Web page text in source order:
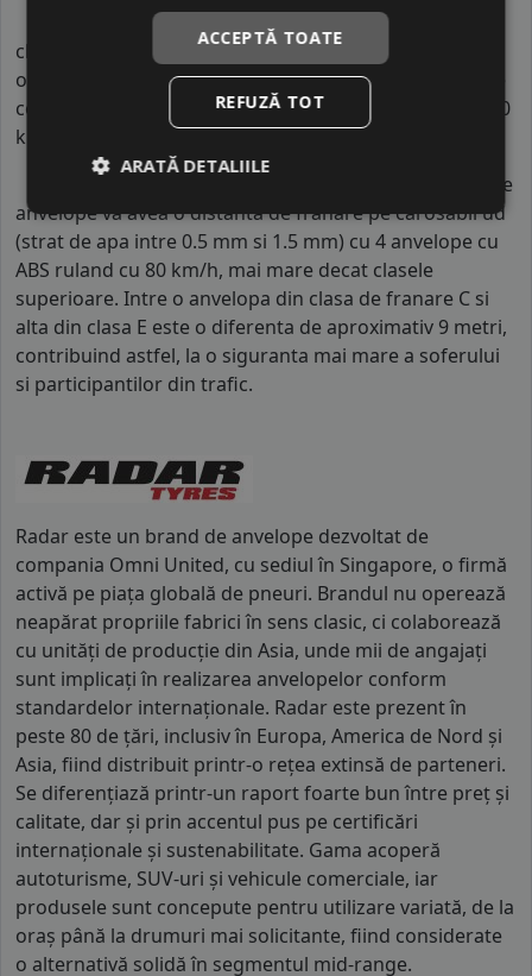
Indicele de consum D
. Acest indice reprezinta
clasa de consum de carburant al autovehiculului. Intre
o anvelopa cu clasa B si o alta din clasa C, consumul de
combustibil creste cu aproximativ 1 litru la fiecare 1000
km parcursi.
. Acest tip de
anvelope va avea o distanta de franare pe carosabil ud
(strat de apa intre 0.5 mm si 1.5 mm) cu 4 anvelope cu
ABS ruland cu 80 km/h, mai mare decat clasele
superioare. Intre o anvelopa din clasa de franare C si
alta din clasa E este o diferenta de aproximativ 9 metri,
contribuind astfel, la o siguranta mai mare a soferului
si participantilor din trafic.
Radar este un brand de anvelope dezvoltat de
compania Omni United, cu sediul în Singapore, o firmă
activă pe piața globală de pneuri. Brandul nu operează
neapărat propriile fabrici în sens clasic, ci colaborează
cu unități de producție din Asia, unde mii de angajați
sunt implicați în realizarea anvelopelor conform
standardelor internaționale. Radar este prezent în
peste 80 de țări, inclusiv în Europa, America de Nord și
Asia, fiind distribuit printr-o rețea extinsă de parteneri.
Se diferențiază printr-un raport foarte bun între preț și
calitate, dar și prin accentul pus pe certificări
internaționale și sustenabilitate. Gama acoperă
autoturisme, SUV-uri și vehicule comerciale, iar
produsele sunt concepute pentru utilizare variată, de la
oraș până la drumuri mai solicitante, fiind considerate
o alternativă solidă în segmentul mid-range.
ACCEPTĂ TOATE
REFUZĂ TOT
ARATĂ DETALIILE